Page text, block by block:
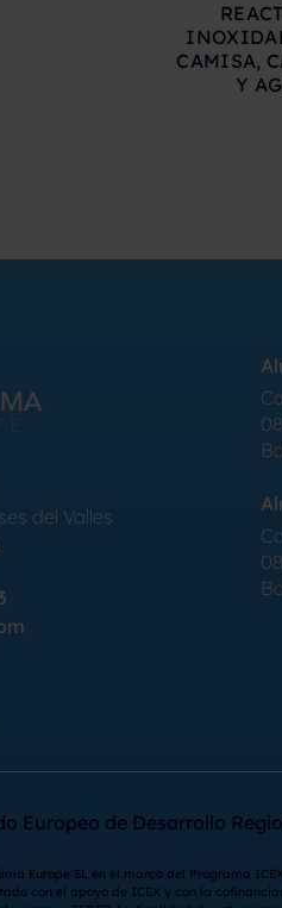
CAMISA,
Y
del Valles
Europeo de Desarrollo
Europe SL en el marco del Programa
con el apoyo de ICEX y con la